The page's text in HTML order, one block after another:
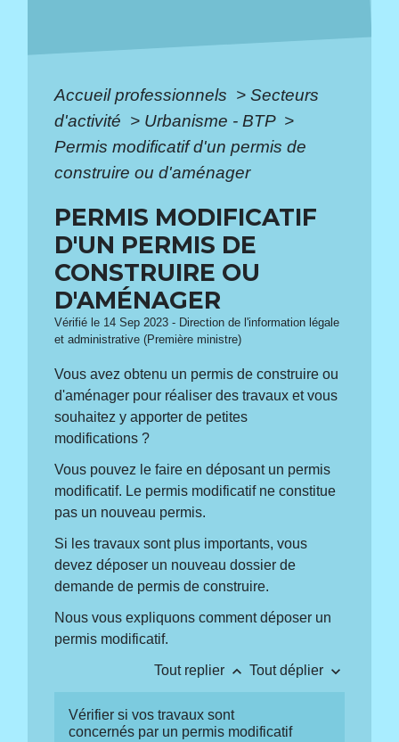
Accueil professionnels > Secteurs
d'activité > Urbanisme - BTP >
Permis modificatif d'un permis de
construire ou d'aménager
PERMIS MODIFICATIF
D'UN PERMIS DE
CONSTRUIRE OU
D'AMÉNAGER
Vérifié le 14 Sep 2023 - Direction de l'information légale
et administrative (Première ministre)
Vous avez obtenu un permis de construire ou
d'aménager pour réaliser des travaux et vous
souhaitez y apporter de petites
modifications ?
Vous pouvez le faire en déposant un permis
modificatif. Le permis modificatif ne constitue
pas un nouveau permis.
Si les travaux sont plus importants, vous
devez déposer un nouveau dossier de
demande de permis de construire.
Nous vous expliquons comment déposer un
permis modificatif.
Tout replier keyboard_arrow_up Tout déplier keyboard_arrow_down
Vérifier si vos travaux sont
concernés par un permis modificatif